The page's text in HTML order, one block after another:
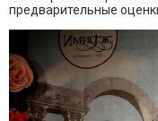
предварительные